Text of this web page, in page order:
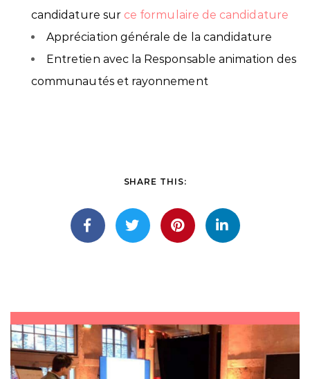
candidature sur ce formulaire de candidature
Appréciation générale de la candidature
Entretien avec la Responsable animation des
communautés et rayonnement
SHARE THIS: